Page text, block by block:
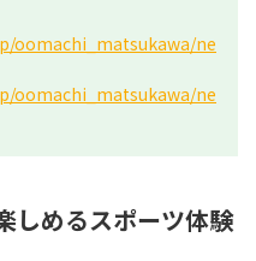
oomachi_matsukawa/ne
oomachi_matsukawa/ne
しめるスポーツ体験